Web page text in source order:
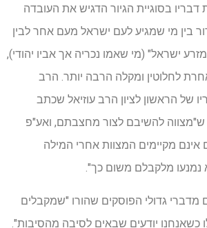
בסוגיית הגיור הדגיש את העובדה
בין מי שמגיע לעם ישראל מעם אחר לבין
ישראל" (מי שאמו נכריה אך אביו יהודי),
לחלוטין ומקלה הרבה יותר. הרב
של הראשון לציון הרב עוזיאל שכתב
ש"מצווה להשיבם לצור מחצבתם, ואע"פ
אינם מקיימים המצוות אחרי המילה
נמנעו מלקבלם משום כך".
גדולי הפוסקים שהורו "שמקבלים
כשאנחנו יודעים שבאים לסיבה מהסיבות".